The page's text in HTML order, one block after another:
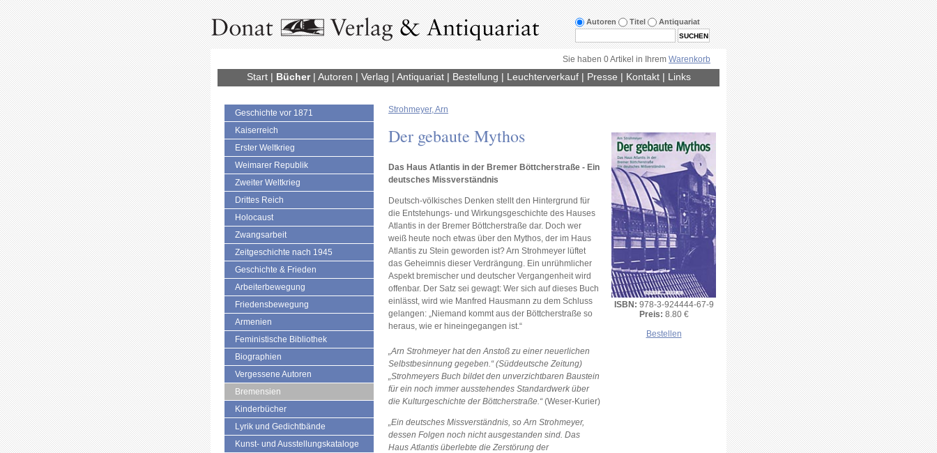
Autoren Titel Antiquariat
Sie haben 0 Artikel in Ihrem Warenkorb
Start| Bücher| Autoren | Verlag | Antiquariat| Bestellung | Leuchterverkauf| Presse | Kontakt| Links
Geschichte vor 1871
Kaiserreich
Erster Weltkrieg
Weimarer Republik
Zweiter Weltkrieg
Drittes Reich
Holocaust
Zwangsarbeit
Zeitgeschichte nach 1945
Geschichte & Frieden
Arbeiterbewegung
Friedensbewegung
Armenien
Feministische Bibliothek
Biographien
Vergessene Autoren
Bremensien
Kinderbücher
Lyrik und Gedichtbände
Kunst- und Ausstellungskataloge
Strohmeyer, Arn
Der gebaute Mythos
Das Haus Atlantis in der Bremer Böttcherstraße - Ein
deutsches Missverständnis
Deutsch-völkisches Denken stellt den Hintergrund für
die Entstehungs- und Wirkungsgeschichte des Hauses
Atlantis in der Bremer Böttcherstraße dar. Doch wer
weiß heute noch etwas über den Mythos, der im Haus
Atlantis zu Stein geworden ist? Arn Strohmeyer lüftet
das Geheimnis dieser Verdrängung. Ein unrühmlicher
Aspekt bremischer und deutscher Vergangenheit wird
offenbar. Der Satz sei gewagt: Wer sich auf dieses Buch
einlässt, wird wie Manfred Hausmann zu dem Schluss
gelangen: „Niemand kommt aus der Böttcherstraße so
heraus, wie er hineingegangen ist.“
„Arn Strohmeyer hat den Anstoß zu einer neuerlichen
Selbstbesinnung gegeben.“ (Süddeutsche Zeitung)
„Strohmeyers Buch bildet den unverzichtbaren Baustein
für ein noch immer ausstehendes Standardwerk über
die Kulturgeschichte der Böttcherstraße.“(Weser-Kurier)
„Ein deutsches Missverständnis, so Arn Strohmeyer,
dessen Folgen noch nicht ausgestanden sind. Das
Haus Atlantis überlebte die Zerstörung der
ISBN: 978-3-924444-67-9
Preis: 8.80 €
Bestellen